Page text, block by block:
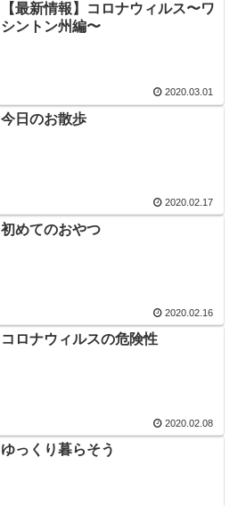
【最新情報】コロナウィルス〜ワ
シントン州編〜
2020.03.01
今日のお散歩
2020.02.17
初めてのおやつ
2020.02.16
コロナウィルスの危険性
2020.02.08
ゆっくり暮らそう